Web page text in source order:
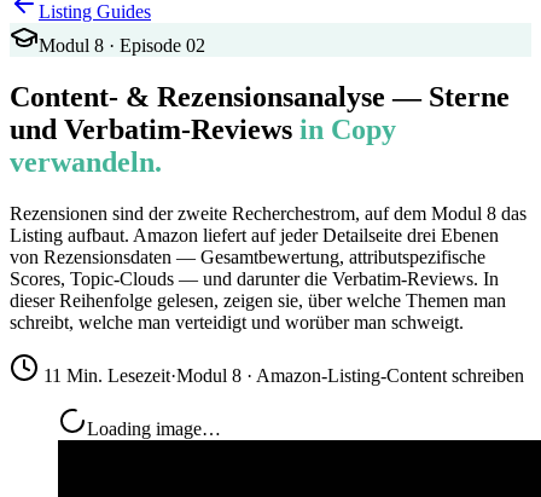
Listing Guides
Modul 8 · Episode 02
Content- & Rezensionsanalyse — Sterne
und Verbatim-Reviews in Copy
verwandeln.
Rezensionen sind der zweite Recherchestrom, auf dem Modul 8 das
Listing aufbaut. Amazon liefert auf jeder Detailseite drei Ebenen
von Rezensionsdaten — Gesamtbewertung, attributspezifische
Scores, Topic-Clouds — und darunter die Verbatim-Reviews. In
dieser Reihenfolge gelesen, zeigen sie, über welche Themen man
schreibt, welche man verteidigt und worüber man schweigt.
11 Min. Lesezeit·Modul 8 · Amazon-Listing-Content schreiben
Loading image…